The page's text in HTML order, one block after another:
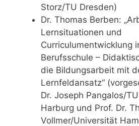
Storz/TU Dresden)
Dr. Thomas Berben:
Lernsituationen und
Curriculumentwicklung
Berufsschule –
die Bildungsarbeit mit
Lernfeldansatz“
Dr. Joseph Pangalos/
Harburg und Prof. Dr.
Vollmer/Universität